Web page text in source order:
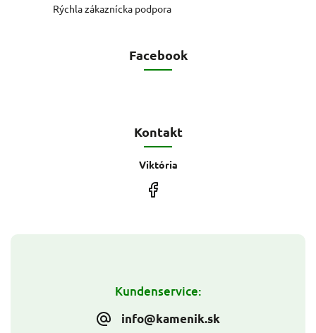
Rýchla zákaznícka podpora
Kundenservice:
info@kamenik.sk
Facebook
Kontakt
Viktória